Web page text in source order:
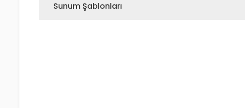
Sunum Şablonları